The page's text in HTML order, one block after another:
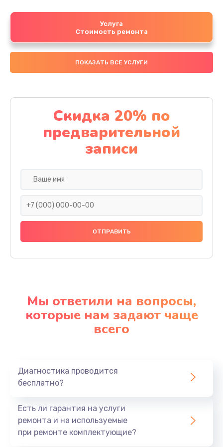
Услуга
Стоимость ремонта
ПОКАЗАТЬ ВСЕ УСЛУГИ
Скидка 20% по
предварительной
записи
Мы ответили на вопросы,
которые нам задают чаще
всего
Диагностика проводится
бесплатно?
Есть ли гарантия на услуги
ремонта и на используемые
при ремонте комплектующие?